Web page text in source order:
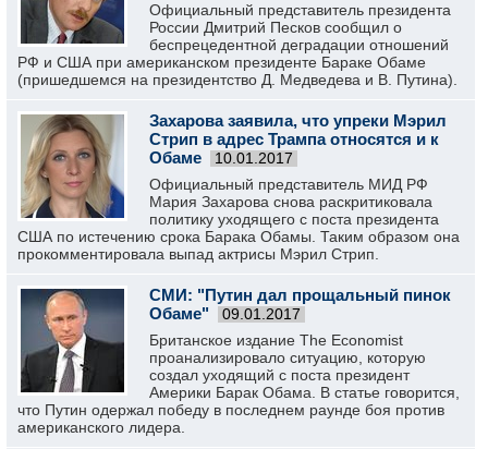
Официальный представитель президента
России Дмитрий Песков сообщил о
беспрецедентной деградации отношений
РФ и США при американском президенте Бараке Обаме
(пришедшемся на президентство Д. Медведева и В. Путина).
Захарова заявила, что упреки Мэрил
Стрип в адрес Трампа относятся и к
Обаме
10.01.2017
Официальный представитель МИД РФ
Мария Захарова снова раскритиковала
политику уходящего с поста президента
США по истечению срока Барака Обамы. Таким образом она
прокомментировала выпад актрисы Мэрил Стрип.
СМИ: "Путин дал прощальный пинок
Обаме"
09.01.2017
Британское издание The Economist
проанализировало ситуацию, которую
создал уходящий с поста президент
Америки Барак Обама. В статье говорится,
что Путин одержал победу в последнем раунде боя против
американского лидера.